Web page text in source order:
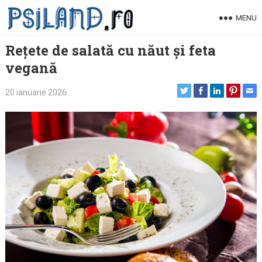
Skip
MENU
Rețete de salată cu năut și feta
vegană
20 ianuarie 2026